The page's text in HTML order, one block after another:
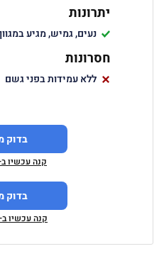
יתרונות
נעים, גמיש, מגיע
חסרונות
ללא עמידות בפני גשם
בדוק
קנה עכשיו
בדוק
קנה עכשיו ב- WALK IN